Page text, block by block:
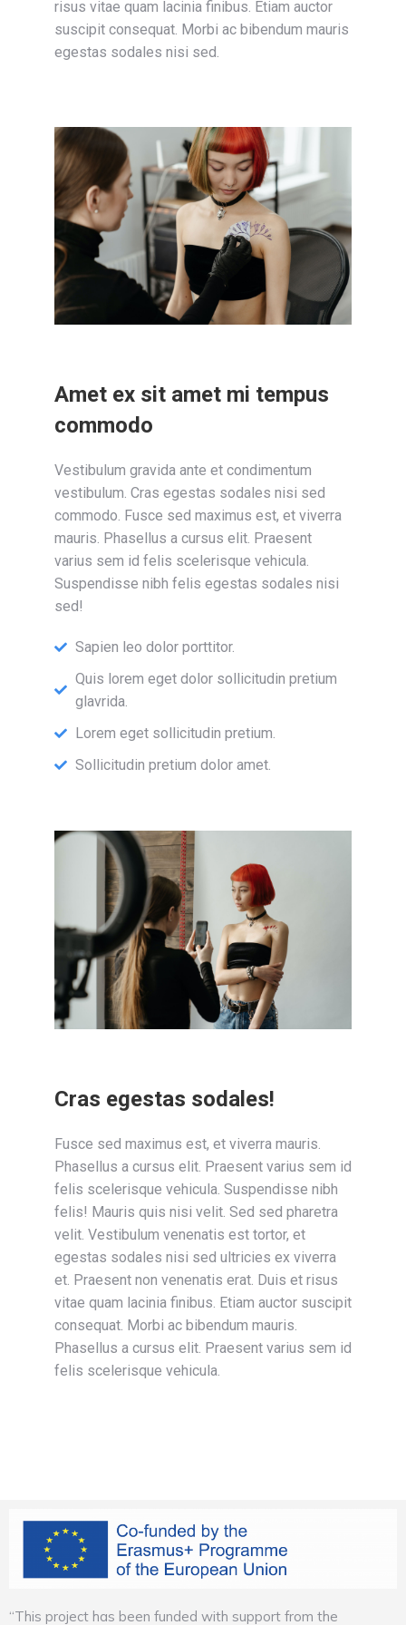
risus vitae quam lacinia finibus. Etiam auctor
suscipit consequat. Morbi ac bibendum mauris
egestas sodales nisi sed.
Amet ex sit amet mi tempus
commodo
Vestibulum gravida ante et condimentum
vestibulum. Cras egestas sodales nisi sed
commodo. Fusce sed maximus est, et viverra
mauris. Phasellus a cursus elit. Praesent
varius sem id felis scelerisque vehicula.
Suspendisse nibh felis egestas sodales nisi
sed!
Sapien leo dolor porttitor.
Quis lorem eget dolor sollicitudin pretium
glavrida.
Lorem eget sollicitudin pretium.
Sollicitudin pretium dolor amet.
Cras egestas sodales!
Fusce sed maximus est, et viverra mauris.
Phasellus a cursus elit. Praesent varius sem id
felis scelerisque vehicula. Suspendisse nibh
felis! Mauris quis nisi velit. Sed sed pharetra
velit. Vestibulum venenatis est tortor, et
egestas sodales nisi sed ultricies ex viverra
et. Praesent non venenatis erat. Duis et risus
vitae quam lacinia finibus. Etiam auctor suscipit
consequat. Morbi ac bibendum mauris.
Phasellus a cursus elit. Praesent varius sem id
felis scelerisque vehicula.
“This project has been funded with support from the